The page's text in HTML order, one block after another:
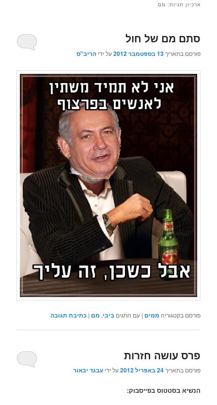
ארכיון תגיות: מם
סתם מם של חול
פורסם בתאריך13 בספטמבר 2012 על ידיהריב"ס
פורסם בקטגוריה ממים |עם התגים ביבי, מם | כתיבת תגובה
פרס עושה חזרות
פורסם בתאריך24 באפריל 2012 על ידיעבגד יבאור
הנשיא בסטטוס בפייסבוק: